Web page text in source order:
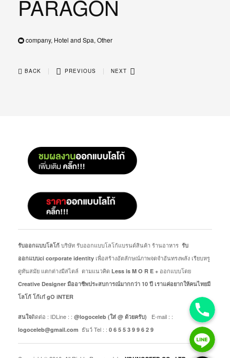
PARAGON
company, Hotel and Spa, Other
BACK | PREVIOUS | NEXT
รับออกแบบโลโก้ บริษัท รับออกแบบโลโก้แบรนด์สินค้า ร้านอาหาร รับ
ออกแบบci corporate identity เพื่อสร้างอัตลักษณ์ภาพจดจำอันทรงพลัง เรียบหรู
ดูทันสมัย แตกต่างมีสไตล์ ตามแนวคิด Less is M O R E + ออกแบบโดย
Creative Designer มืออาชีพประสบการณ์มากกว่า 10 ปี เราแค่อยากให้คนไทยมี
โลโก้ โก้เก๋ gO iNTER
สนใจติดต่อ : IDLine : : @logoceleb (ใส่ @ ด้วยครับ) E-mail : :
logoceleb@gmail.com ธันว์ Tel : : 0 6 5 5 3 9 9 6 2 9